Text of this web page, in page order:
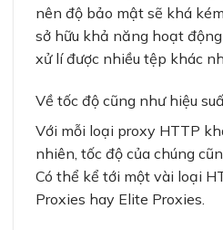
nên độ bảo mật sẽ khá
sở hữu khả năng hoạt
xử lí được nhiều tệp khác
Về tốc độ cũng như hiệu
Với mỗi loại proxy HTTP
nhiên, tốc độ của chúng
Có thể kể tới một vài loại
Proxies hay Elite Proxies.